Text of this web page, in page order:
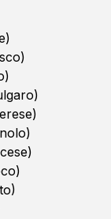
)
)
)
)
)
)
)
)
)